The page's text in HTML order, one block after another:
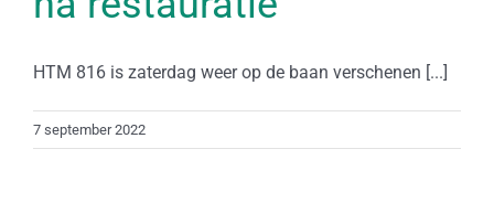
HTM 816 is zaterdag weer op de baan verschenen [...]
7 september 2022